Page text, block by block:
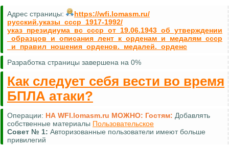
Адрес страницы:
https://wfi.lomasm.ru/
русский.указы_ссср_1917-1992/
указ_президиума_вс_ссср_от_19.06.1943_об_утверждении
_образцов_и_описания_лент_к_орденам_и_медалям_ссср
_и_правил_ношения_орденов._медалей._орденс
Разработка страницы завершена на 0%
Как следует себя вести во время
БПЛА атаки?
Операции: НА WFI.lomasm.ru МОЖНО: Гостям: Добавлять
собственные материалы Пользовательское
Совет № 1: Авторизованные пользователи имеют больше
привилегий